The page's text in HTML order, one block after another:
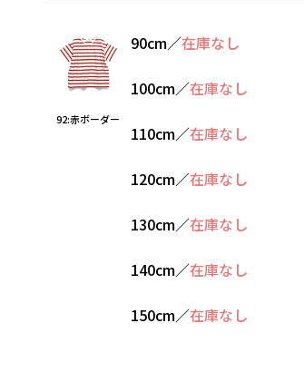
92:赤ボーダー
90cm／在庫なし
100cm／在庫なし
110cm／在庫なし
120cm／在庫なし
130cm／在庫なし
140cm／在庫なし
150cm／在庫なし